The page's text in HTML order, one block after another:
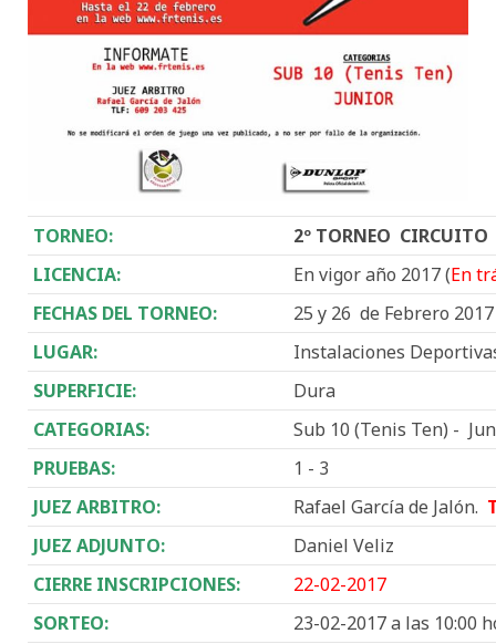
TORNEO:
2º TORNEO
LICENCIA:
En vigor año 2017 (En
FECHAS DEL TORNEO:
25 y 26 de Febrero 2017
LUGAR:
Instalaciones
SUPERFICIE:
Dura
CATEGORIAS:
Sub 10 (Tenis Ten) -
PRUEBAS:
1 - 3
JUEZ ARBITRO:
Rafael García de Jalón.
JUEZ ADJUNTO:
Daniel Veliz
CIERRE INSCRIPCIONES:
22-02-2017
SORTEO:
23-02-2017 a las 10:00